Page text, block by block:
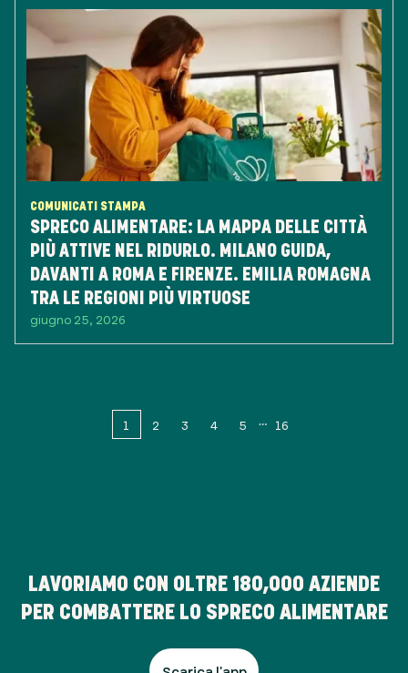
COMUNICATI STAMPA
SPRECO ALIMENTARE: LA MAPPA DELLE CITTÀ
PIÙ ATTIVE NEL RIDURLO. MILANO GUIDA,
DAVANTI A ROMA E FIRENZE. EMILIA ROMAGNA
TRA LE REGIONI PIÙ VIRTUOSE
giugno 25, 2026
1 2 3 4 5 16
LAVORIAMO CON OLTRE 180,000 AZIENDE
PER COMBATTERE LO SPRECO ALIMENTARE